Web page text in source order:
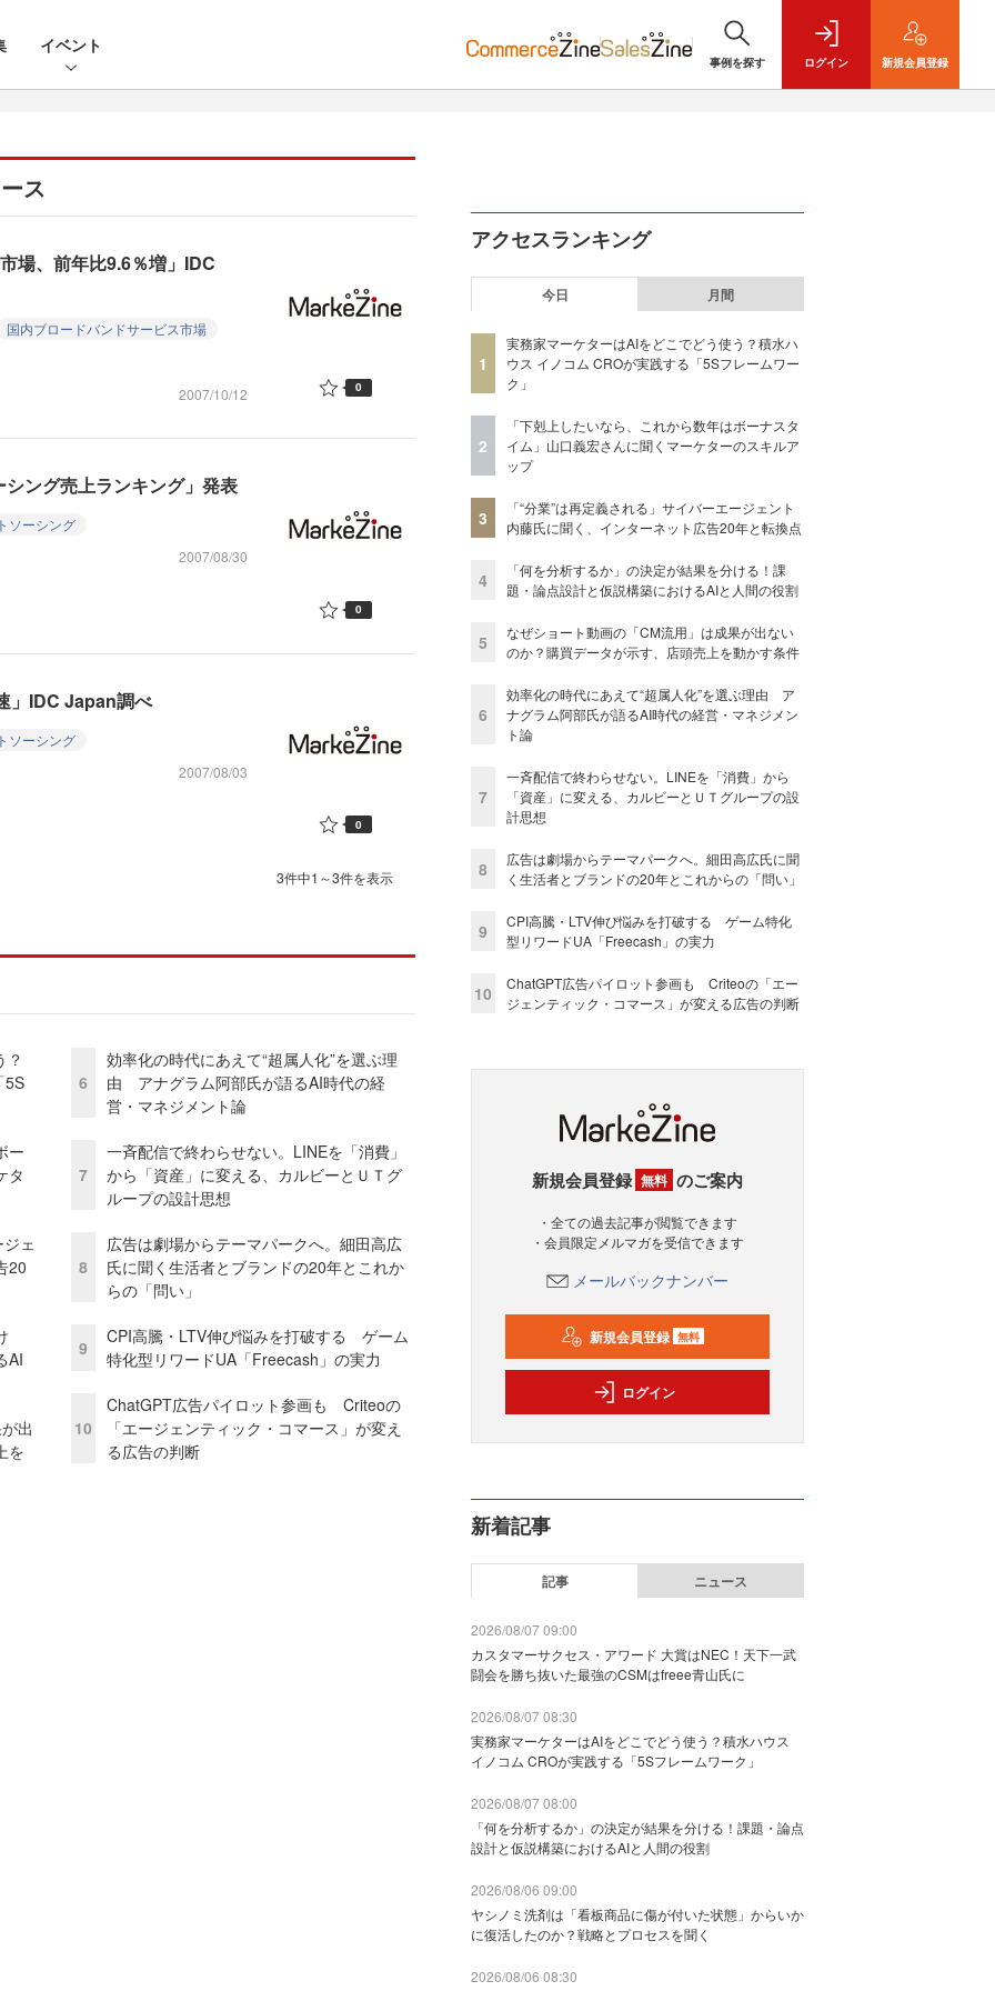
イベント
事例を探す ログイン 新規会員登録
ス
場、前年比9.6％増」IDC
国内ブロードバンドサービス市場
2007/10/12 0
ング売上ランキング」発表
ソーシング
2007/08/30
0
」IDC Japan調べ
ソーシング
2007/08/03
0
3件中1～3件を表示
？
5S
ー
タ
ェ
20
AI
出
を
6
効率化の時代にあえて“超属人化”を選ぶ理
由 アナグラム阿部氏が語るAI時代の経
営・マネジメント論
7
一斉配信で終わらせない。LINEを「消費」
から「資産」に変える、カルビーとＵＴグ
ループの設計思想
8
広告は劇場からテーマパークへ。細田高広
氏に聞く生活者とブランドの20年とこれか
らの「問い」
9
CPI高騰・LTV伸び悩みを打破する ゲーム
特化型リワードUA「Freecash」の実力
10
ChatGPT広告パイロット参画も Criteoの
「エージェンティック・コマース」が変え
る広告の判断
アクセスランキング
今日 月間
1
実務家マーケターはAIをどこでどう使う？積水ハ
ウス イノコム CROが実践する「5Sフレームワー
ク」
2
「下剋上したいなら、これから数年はボーナスタ
イム」山口義宏さんに聞くマーケターのスキルア
ップ
3
「“分業”は再定義される」サイバーエージェント
内藤氏に聞く、インターネット広告20年と転換点
4
「何を分析するか」の決定が結果を分ける！課
題・論点設計と仮説構築におけるAIと人間の役割
5
なぜショート動画の「CM流用」は成果が出ない
のか？購買データが示す、店頭売上を動かす条件
6
効率化の時代にあえて“超属人化”を選ぶ理由 ア
ナグラム阿部氏が語るAI時代の経営・マネジメン
ト論
7
一斉配信で終わらせない。LINEを「消費」から
「資産」に変える、カルビーとＵＴグループの設
計思想
8
広告は劇場からテーマパークへ。細田高広氏に聞
く生活者とブランドの20年とこれからの「問い」
9
CPI高騰・LTV伸び悩みを打破する ゲーム特化
型リワードUA「Freecash」の実力
10
ChatGPT広告パイロット参画も Criteoの「エー
ジェンティック・コマース」が変える広告の判断
新規会員登録 無料 のご案内
・全ての過去記事が閲覧できます
・会員限定メルマガを受信できます
メールバックナンバー
新規会員登録 無料
ログイン
新着記事
記事 ニュース
2026/08/07 09:00
カスタマーサクセス・アワード 大賞はNEC！天下一武
闘会を勝ち抜いた最強のCSMはfreee青山氏に
2026/08/07 08:30
実務家マーケターはAIをどこでどう使う？積水ハウス
イノコム CROが実践する「5Sフレームワーク」
2026/08/07 08:00
「何を分析するか」の決定が結果を分ける！課題・論点
設計と仮説構築におけるAIと人間の役割
2026/08/06 09:00
ヤシノミ洗剤は「看板商品に傷が付いた状態」からいか
に復活したのか？戦略とプロセスを聞く
2026/08/06 08:30